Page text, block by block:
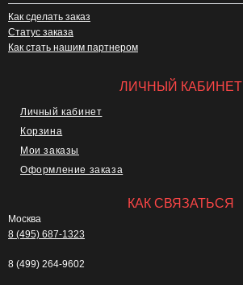
Как сделать заказ
Статус заказа
Как стать нашим партнером
ЛИЧНЫЙ КАБИНЕТ
Личный кабинет
Корзина
Мои заказы
Оформление заказа
КАК СВЯЗАТЬСЯ
Москва
8 (495) 687-1323
8 (499) 264-9602